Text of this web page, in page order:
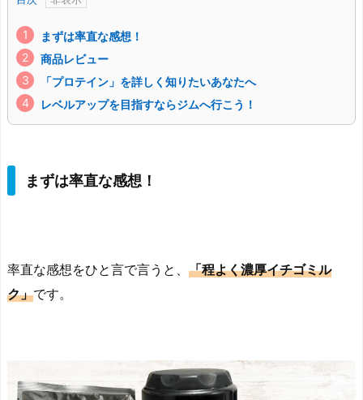
まずは率直な感想！
商品レビュー
「プロテイン」を詳しく知りたいあなたへ
レベルアップを目指すならジムへ行こう！
まずは率直な感想！
率直な感想をひと言で言うと、 「程よく濃厚イチゴミル
ク」です。